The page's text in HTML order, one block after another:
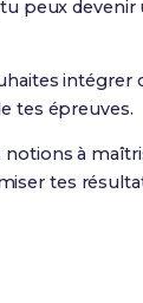
peux
tes épreuves.
à
tes